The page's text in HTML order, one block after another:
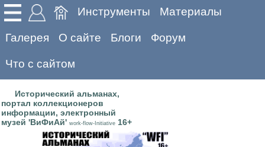
Инструменты Материалы
Галерея О сайте Блоги Форум
Что с сайтом
Исторический альманах,
портал коллекционеров
информации, электронный
музей 'ВиФиАй' work-flow-Initiative 16+